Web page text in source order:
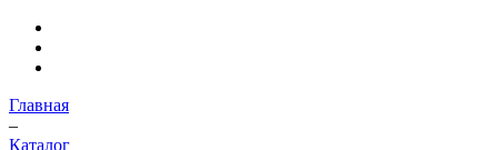
Главная
–
Каталог